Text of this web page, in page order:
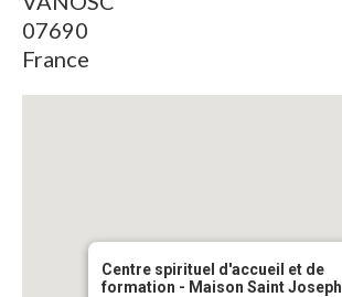
07690
France
Centre spirituel d'accueil et de
formation - Maison Saint Joseph